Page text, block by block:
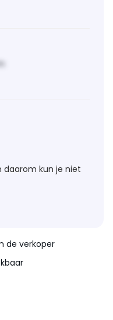
daarom kun je niet
de verkoper